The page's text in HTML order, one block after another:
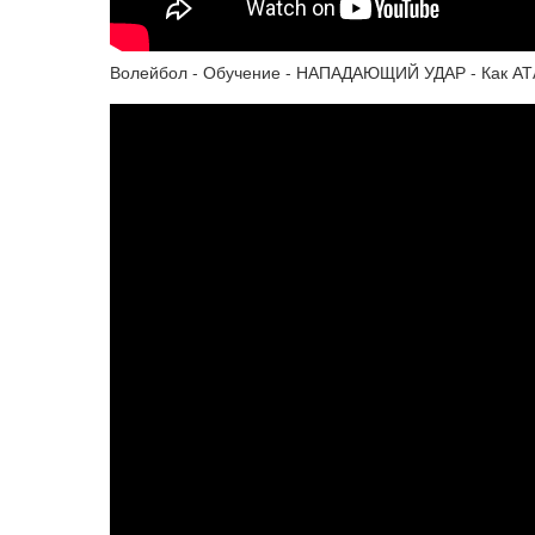
Волейбол - Обучение - НАПАДАЮЩИЙ УДАР - Как